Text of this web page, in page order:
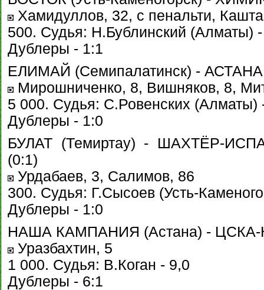
Хамидуллов, 32, с пенальти,
500. Судья: Н.Бублинский (Алматы)
Дублеры - 1:1
ЕЛИМАЙ (Семипалатинск) - АСТАНА
Мирошниченко, 8, Вишняков, 8,
5 000. Судья: С.Ровенских (Алматы)
Дублеры - 1:0
БУЛАТ (Темиртау) - ШАХТЁР-
(0:1)
Урдабаев, 3, Салимов, 86
300. Судья: Г.Сысоев (Усть-
Дублеры - 1:0
НАША КАМПАНИЯ (Астана) - ЦСКА-
Уразбахтин, 5
1 000. Судья: В.Коган - 9,0
Дублеры - 6:1